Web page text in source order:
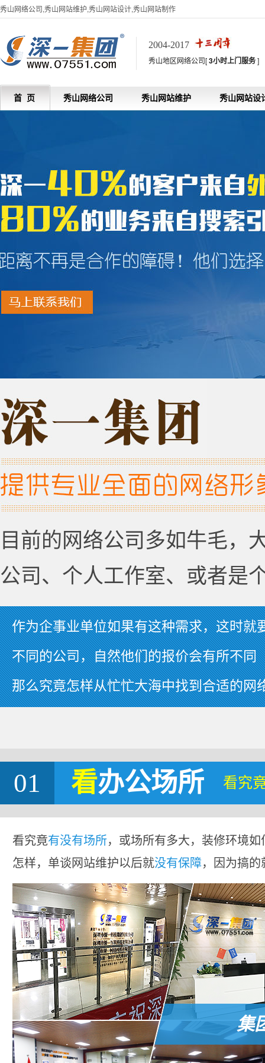
秀山网络公司,秀山网站维护,秀山网站设计,秀山网站制作
2004-2017
秀山地区网络公司[3小时上门服务]
首 页 秀山网络公司 秀山网站维护 秀山网站设
目前的网络公司多如牛毛，
公司、个人工作室、或者是
作为企事业单位如果有这种需求，这时就
不同的公司，自然他们的报价会有所不同
那么究竟怎样从忙忙大海中找到合适的网
01 看办公场所 看究
看究竟有没有场所，或场所有多大，装修环境
怎样，单谈网站维护以后就没有保障，因为搞
集